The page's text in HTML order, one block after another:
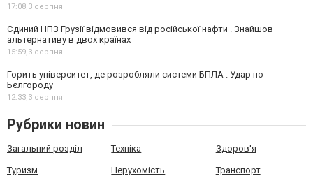
17:08,3 серпня
Єдиний НПЗ Грузії відмовився від російської нафти . Знайшов
альтернативу в двох країнах
15:59,3 серпня
Горить університет, де розробляли системи БПЛА . Удар по
Бєлгороду
12:33,3 серпня
Рубрики новин
Загальний розділ Техніка Здоров'я
Туризм Нерухомість Транспорт